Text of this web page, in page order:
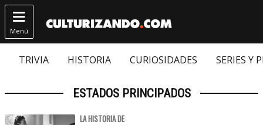

Menú
TRIVIA HISTORIA CURIOSIDADES SERIES Y
ESTADOS PRINCIPADOS
LA HISTORIA DE